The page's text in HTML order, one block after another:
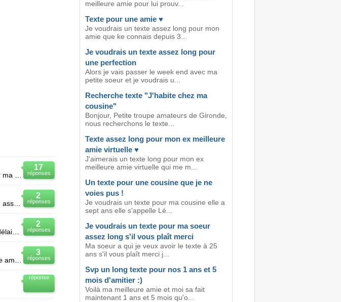
17
réponses
2
réponses
Que je vois que sur skype car il habite trop loin jaimerais bien un texte assez long et assez mignio
2
réponses
J'ai une cousine que j'aime plus que tout mais qui ma complètement délaissé pour son copain voilà j'
3
réponses
réponse
meilleure amie pour lui prouv...
Texte pour une amie ♥
Je voudrais un texte assez long pour mon
amie que ke connais depuis 3...
Je voudrais un texte assez long pour
une perfection
Alors je vais passer le week end avec ma
petite soeur et je voudrais u...
Recherche texte "J'habite chez ma
cousine"
Bonjour, Petite troupe amateurs de Gironde,
nous recherchons le texte...
Texte assez long pour mon ex meilleure
amie virtuelle ♥
J'aimerais un texte long pour mon ex
meilleure amie virtuelle qui me m...
Un texte pour une cousine que je ne
voies pus !
Je voudrais un texte pour ma cousine elle a
sept ans elle s'appelle Lé...
Je voudrais un texte pour ma soeur
assez long s'il vous plaît merci
Ma soeur a qui je veux avoir le texte à 25
ans s'il vous plaît merci j...
Svp un long texte pour nos 1 ans et 5
mois d'amitier :)
Voilà ma meilleure amie et moi sa fait
maintenant 1 ans et 5 mois qu'o...